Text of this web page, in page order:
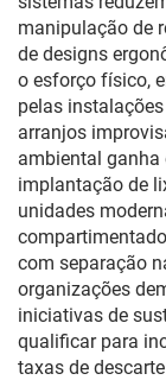
manipulação de
de designs
o esforço físico,
pelas
arranjos
ambiental ganha
implantação de
unidades
com separação
organizações
iniciativas de
qualificar para
taxas de